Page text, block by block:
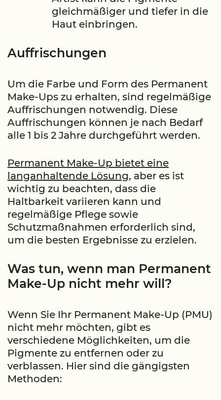
gleichmäßiger und tiefer in die
Haut einbringen.
Auffrischungen
Um die Farbe und Form des Permanent
Make-Ups zu erhalten, sind regelmäßige
Auffrischungen notwendig. Diese
Auffrischungen können je nach Bedarf
alle 1 bis 2 Jahre durchgeführt werden.
Permanent Make-Up bietet eine
langanhaltende Lösung, aber es ist
wichtig zu beachten, dass die
Haltbarkeit variieren kann und
regelmäßige Pflege sowie
Schutzmaßnahmen erforderlich sind,
um die besten Ergebnisse zu erzielen.
Was tun, wenn man Permanent
Make-Up nicht mehr will?
Wenn Sie Ihr Permanent Make-Up (PMU)
nicht mehr möchten, gibt es
verschiedene Möglichkeiten, um die
Pigmente zu entfernen oder zu
verblassen. Hier sind die gängigsten
Methoden: